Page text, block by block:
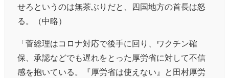
せろというのは無茶ぶりだと、四国地方の首長は怒
る。（中略）
「菅総理はコロナ対応で後手に回り、ワクチン確
保、承認などでも遅れをとった厚労省に対して不信
感を抱いている。『厚労省は使えない』と田村厚労